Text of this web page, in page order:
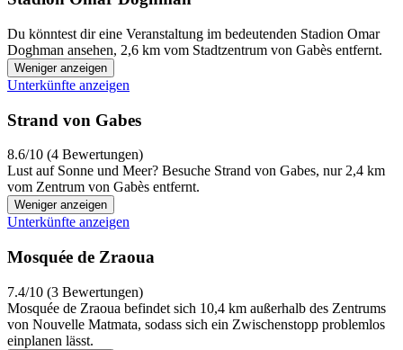
Du könntest dir eine Veranstaltung im bedeutenden Stadion Omar
Doghman ansehen, 2,6 km vom Stadtzentrum von Gabès entfernt.
Weniger anzeigen
Unterkünfte anzeigen
Strand von Gabes
8.6/10 (4 Bewertungen)
Lust auf Sonne und Meer? Besuche Strand von Gabes, nur 2,4 km
vom Zentrum von Gabès entfernt.
Weniger anzeigen
Unterkünfte anzeigen
Mosquée de Zraoua
7.4/10 (3 Bewertungen)
Mosquée de Zraoua befindet sich 10,4 km außerhalb des Zentrums
von Nouvelle Matmata, sodass sich ein Zwischenstopp problemlos
einplanen lässt.